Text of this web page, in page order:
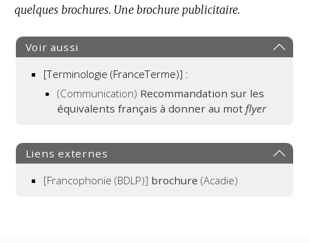
quelques brochures. Une brochure publicitaire.
Voir aussi
[Terminologie (FranceTerme)] :
(Communication) Recommandation sur les
équivalents français à donner au mot flyer
Liens externes
[Francophonie (BDLP)] brochure (Acadie)